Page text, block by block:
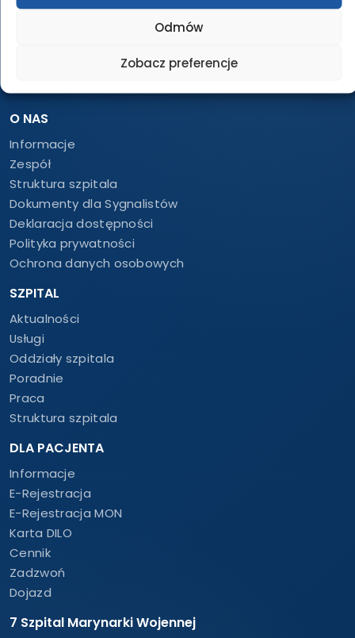
Odmów
Zobacz preferencje
LABORATORIUM – DIAGNOSTYKA
O NAS
Informacje
Zespół
Struktura szpitala
Dokumenty dla Sygnalistów
Deklaracja dostępności
Polityka prywatności
Ochrona danych osobowych
SZPITAL
Aktualności
Usługi
Oddziały szpitala
Poradnie
Praca
Struktura szpitala
DLA PACJENTA
Informacje
E-Rejestracja
E-Rejestracja MON
Karta DILO
Cennik
Zadzwoń
Dojazd
7 Szpital Marynarki Wojennej